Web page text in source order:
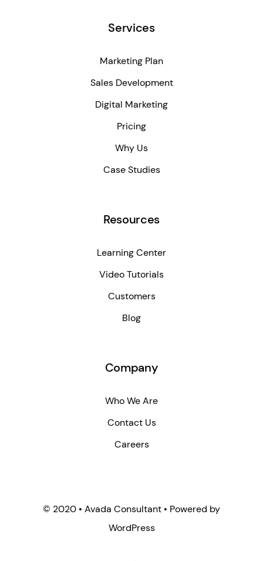
Services
Marketing Plan
Sales Development
Digital Marketing
Pricing
Why Us
Case Studies
Resources
Learning Center
Video Tutorials
Customers
Blog
Company
Who We Are
Contact Us
Careers
© 2020 • Avada Consultant • Powered by
WordPress